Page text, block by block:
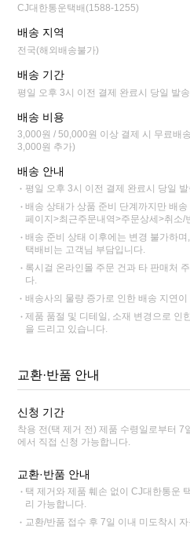
CJ대한통운택배(1588-1255)
배송 지역
전국(해외배송불가)
배송 기간
평일 오후 3시 이전 결제 완료시 당일 발
배송 비용
3,000원 / 50,000원 이상 결제 시 무료배
3,000원 추가)
배송 안내
평일 오후 3시 이전 결제 완료시 당일 발
배송 상태가 상품 준비 단계까지만 배
페이지>최근주문내역>주문상세>취소/
배송 준비 상태 이후에는 변경 불가하
택배비는 고객님 부담입니다.
록시걸 온라인몰 주문 건과 타 판매처
다.
배송사의 물량 증가로 인한 배송 지연이
제품 품절 및 디테일, 소재 변경으로 인
을 드리고 있습니다.
교환·반품 안내
신청 기간
착용 전(택 제거 전) 제품 수령일로부터 7
에서 직접 신청 가능합니다.
교환·반품 안내
택 제거와 제품 훼손 없이 CJ대한통운
리 가능합니다.
교환/반품 접수 후 7일 이내 미도착시